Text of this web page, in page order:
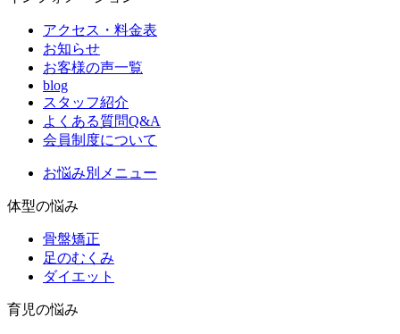
アクセス・料金表
お知らせ
お客様の声一覧
blog
スタッフ紹介
よくある質問Q&A
会員制度について
お悩み別メニュー
体型の悩み
骨盤矯正
足のむくみ
ダイエット
育児の悩み